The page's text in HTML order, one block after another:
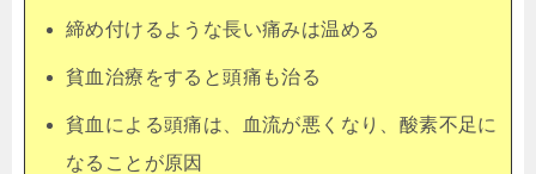
締め付けるような長い痛みは温める
貧血治療をすると頭痛も治る
貧血による頭痛は、血流が悪くなり、酸素不足に
なることが原因